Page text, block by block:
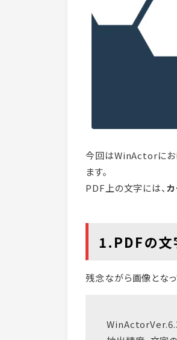
今回はWinActorにお
ます。
PDF上の文字には、
1.PDFの文
残念ながら画像とな